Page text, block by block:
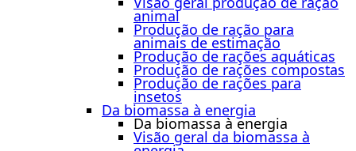
animal
Produção de ração para
animais de estimação
Produção de rações aquáticas
Produção de rações compostas
Produção de rações para
insetos
Da biomassa à energia
Da biomassa à energia
Visão geral da biomassa à